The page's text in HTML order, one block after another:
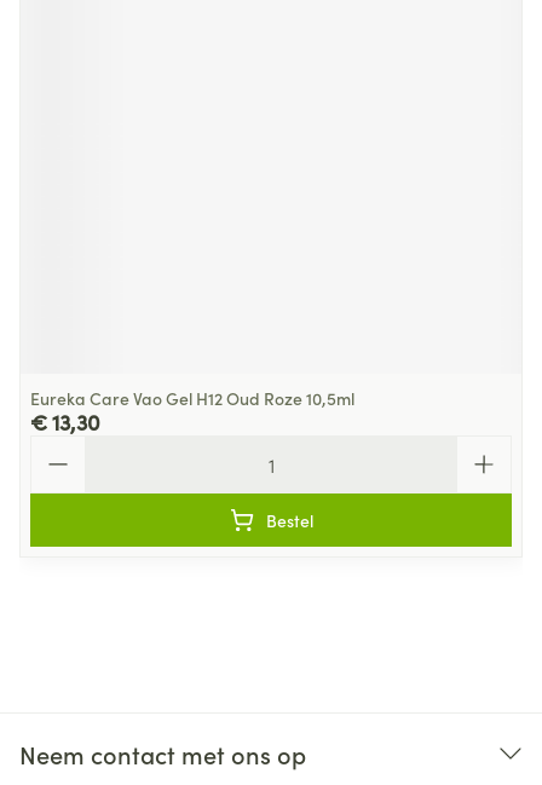
Eureka Care Vao Gel H12 Oud Roze 10,5ml
€ 13,30
Bestel
Neem contact met ons op